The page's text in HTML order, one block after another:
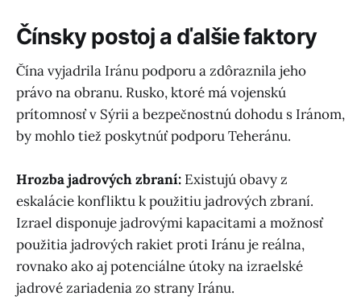
Čínsky postoj a ďalšie faktory
Čína vyjadrila Iránu podporu a zdôraznila jeho
právo na obranu. Rusko, ktoré má vojenskú
prítomnosť v Sýrii a bezpečnostnú dohodu s Iránom,
by mohlo tiež poskytnúť podporu Teheránu.
Hrozba jadrových zbraní: Existujú obavy z
eskalácie konfliktu k použitiu jadrových zbraní.
Izrael disponuje jadrovými kapacitami a možnosť
použitia jadrových rakiet proti Iránu je reálna,
rovnako ako aj potenciálne útoky na izraelské
jadrové zariadenia zo strany Iránu.